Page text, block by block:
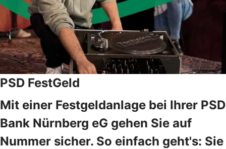
PSD FestGeld
Mit einer Festgeldanlage bei Ihrer PSD
Bank Nürnberg eG gehen Sie auf
Nummer sicher. So einfach geht's: Sie